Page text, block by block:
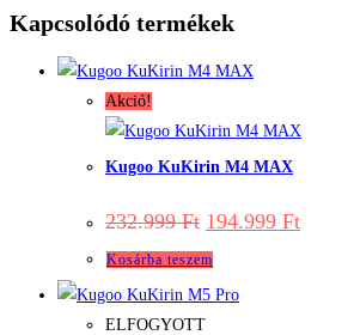
Kapcsolódó termékek
Akció!
Kugoo KuKirin M4 MAX
232.999Ft Original
was:
232.999 Ft.
194.999 FtCurrent
Kosárba teszem
ELFOGYOTT